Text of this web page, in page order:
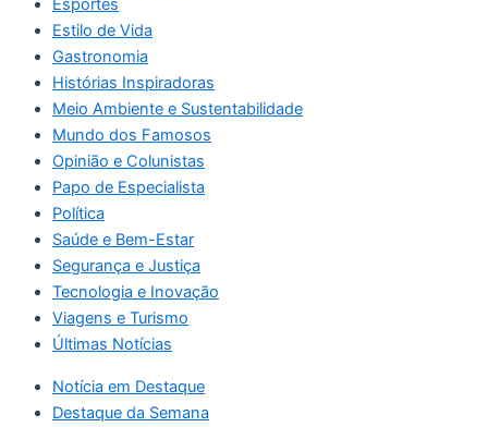
Esportes
Estilo de Vida
Gastronomia
Histórias Inspiradoras
Meio Ambiente e Sustentabilidade
Mundo dos Famosos
Opinião e Colunistas
Papo de Especialista
Política
Saúde e Bem-Estar
Segurança e Justiça
Tecnologia e Inovação
Viagens e Turismo
Últimas Notícias
Notícia em Destaque
Destaque da Semana